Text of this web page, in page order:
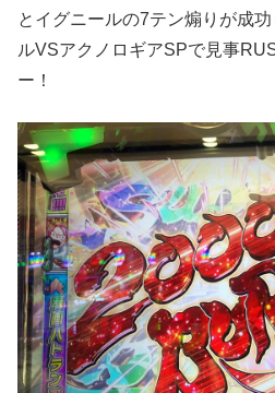
とイグニールの7テン煽りが成
ルVSアクノロギアSPで見事
ー！